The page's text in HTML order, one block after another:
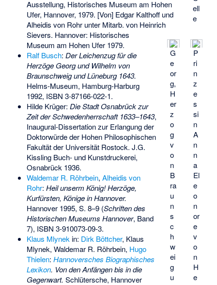
ell
e
P
ri
n
z
e
s
si
n
A
n
n
a
El
e
o
n
or
e
v
o
n
H
e
G
e
or
g,
H
er
z
o
g
v
o
n
B
ra
u
n
s
c
h
w
ei
g
u
Ausstellung, Historisches Museum am Hohen
Ufer, Hannover, 1979. [Von] Edgar Kalthoff und
Alheidis von Rohr unter Mitarb. von Heinrich
Sievers. Hannover: Historisches
Museum am Hohen Ufer 1979.
Ralf Busch: Der Leichenzug für die
Herzöge Georg und Wilhelm von
Braunschweig und Lüneburg 1643.
Helms-Museum, Hamburg-Harburg
1992, ISBN 3-87166-022-1.
Hilde Krüger: Die Stadt Osnabrück zur
Zeit der Schwedenherrschaft 1633–1643,
Inaugural-Dissertation zur Erlangung der
Doktorwürde der Hohen Philosophischen
Fakultät der Universität Rostock. J.G.
Kissling Buch- und Kunstdruckerei,
Osnabrück 1936.
Waldemar R. Röhrbein, Alheidis von
Rohr: Heil unserm König! Herzöge,
Kurfürsten, Könige in Hannover.
Hannover 1995, S. 8–9 (Schriften des
Historischen Museums Hannover, Band
7), ISBN 3-910073-09-3.
Klaus Mlynekin: Dirk Böttcher, Klaus
Mlynek, Waldemar R. Röhrbein, Hugo
Thielen: Hannoversches Biographisches
Lexikon. Von den Anfängen bis in die
Gegenwart. Schlütersche, Hannover